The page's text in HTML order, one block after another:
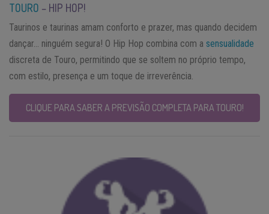
TOURO – HIP HOP!
Taurinos e taurinas amam conforto e prazer, mas quando decidem
dançar… ninguém segura! O Hip Hop combina com a sensualidade
discreta de Touro, permitindo que se soltem no próprio tempo,
com estilo, presença e um toque de irreverência.
CLIQUE PARA SABER A PREVISÃO COMPLETA PARA TOURO!